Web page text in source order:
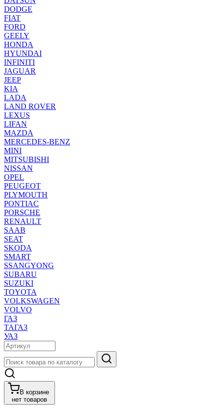
DODGE
FIAT
FORD
GEELY
HONDA
HYUNDAI
INFINITI
JAGUAR
JEEP
KIA
LADA
LAND ROVER
LEXUS
LIFAN
MAZDA
MERCEDES-BENZ
MINI
MITSUBISHI
NISSAN
OPEL
PEUGEOT
PLYMOUTH
PONTIAC
PORSCHE
RENAULT
SAAB
SEAT
SKODA
SMART
SSANGYONG
SUBARU
SUZUKI
TOYOTA
VOLKSWAGEN
VOLVO
ГАЗ
ТАГАЗ
УАЗ
В корзине
нет товаров